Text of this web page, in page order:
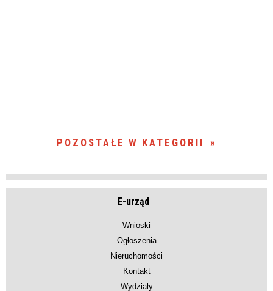
POZOSTAŁE W KATEGORII
E-urząd
Wnioski
Ogłoszenia
Nieruchomości
Kontakt
Wydziały